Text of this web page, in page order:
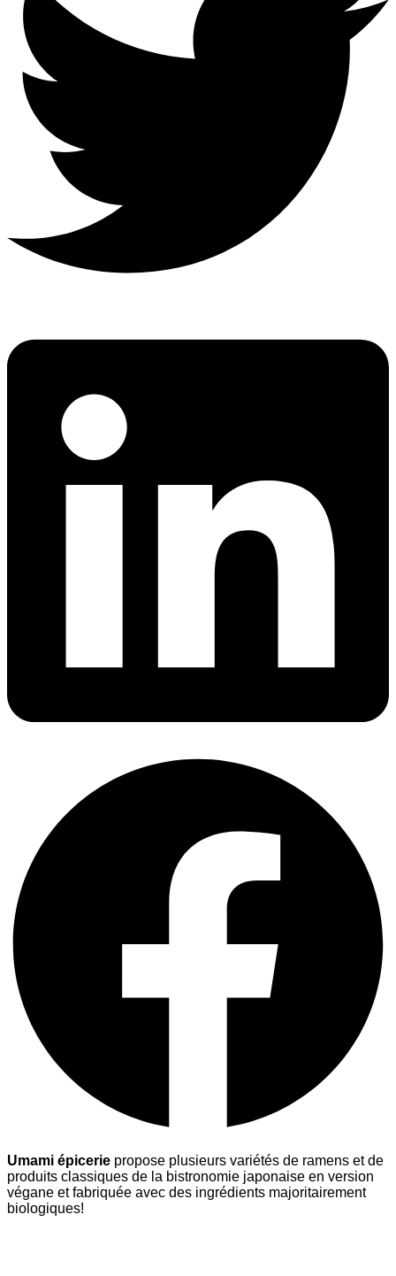
Umami épicerie propose plusieurs variétés de ramens et de
produits classiques de la bistronomie japonaise en version
végane et fabriquée avec des ingrédients majoritairement
biologiques!